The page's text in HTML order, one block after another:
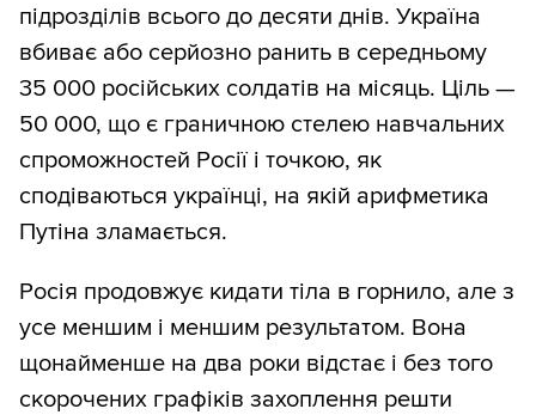
підрозділів всього до десяти днів. Україна
вбиває або серйозно ранить в середньому
35 000 російських солдатів на місяць. Ціль —
50 000, що є граничною стелею навчальних
спроможностей Росії і точкою, як
сподіваються українці, на якій арифметика
Путіна зламається.
Росія продовжує кидати тіла в горнило, але з
усе меншим і меншим результатом. Вона
щонайменше на два роки відстає і без того
скорочених графіків захоплення решти